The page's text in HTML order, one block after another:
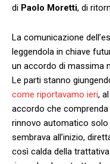
di Paolo Moretti, di
La comunicazione
leggendola in chiave
un accordo di massima
Le parti stanno
come riportavamo ieri,
accordo che
rinnovo automatico solo
sembrava all’inizio,
così calda della